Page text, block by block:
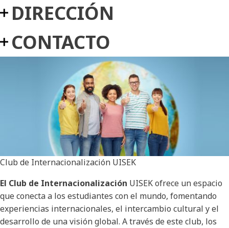
DIRECCIÓN
CONTACTO
Club de Internacionalización UISEK
El Club de Internacionalización UISEK ofrece un espacio
que conecta a los estudiantes con el mundo, fomentando
experiencias internacionales, el intercambio cultural y el
desarrollo de una visión global. A través de este club, los